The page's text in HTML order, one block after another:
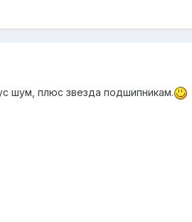
шум, плюс звезда подшипникам.